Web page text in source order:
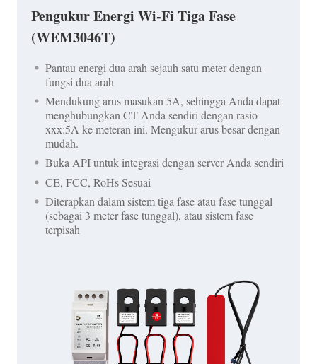
Pengukur Energi Wi-Fi Tiga Fase
(WEM3046T)
Pantau energi dua arah sejauh satu meter dengan
fungsi dua arah
Mendukung arus masukan 5A, sehingga Anda dapat
menghubungkan CT Anda sendiri dengan rasio
xxx:5A ke meteran ini. Mengukur arus besar dengan
mudah.
Buka API untuk integrasi dengan server Anda sendiri
CE, FCC, RoHs Sesuai
Diterapkan dalam sistem tiga fase atau fase tunggal
(sebagai 3 meter fase tunggal), atau sistem fase
terpisah